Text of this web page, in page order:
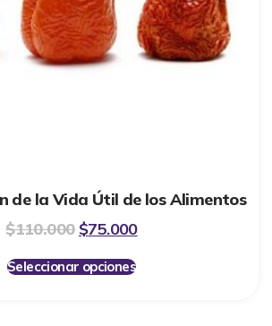
de la Vida Útil de los Alimentos
$110.000 $75.000
Seleccionar opciones